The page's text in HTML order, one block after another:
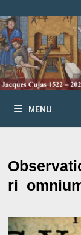
au
contenu
MENU